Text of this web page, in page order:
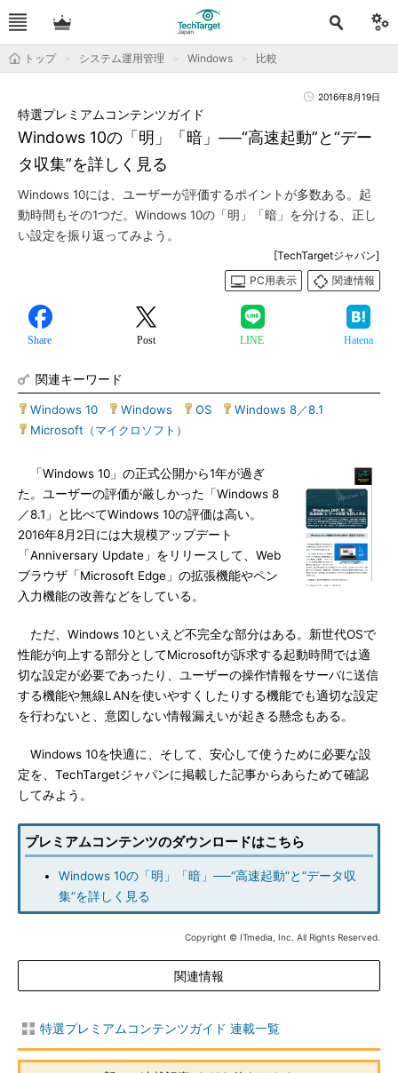
トップ システム運用管理 Windows 比較
2016年8月19日
Windows 10の「明」「暗」──“高速起動”と“デー
タ収集”を詳しく見る
特選プレミアムコンテンツガイド
Windows 10には、ユーザーが評価するポイントが多数ある。起
動時間もその1つだ。Windows 10の「明」「暗」を分ける、正し
い設定を振り返ってみよう。
[TechTargetジャパン]
PC用表示
関連情報
Share Post LINE Hatena
関連キーワード
Windows 10 Windows OS Windows 8／8.1
Microsoft（マイクロソフト）
「Windows 10」の正式公開から1年が過ぎ
た。ユーザーの評価が厳しかった「Windows 8
／8.1」と比べてWindows 10の評価は高い。
2016年8月2日には大規模アップデート
「Anniversary Update」をリリースして、Web
ブラウザ「Microsoft Edge」の拡張機能やペン
入力機能の改善などをしている。
ただ、Windows 10といえど不完全な部分はある。新世代OSで
性能が向上する部分としてMicrosoftが訴求する起動時間では適
切な設定が必要であったり、ユーザーの操作情報をサーバに送信
する機能や無線LANを使いやすくしたりする機能でも適切な設定
を行わないと、意図しない情報漏えいが起きる懸念もある。
Windows 10を快適に、そして、安心して使うために必要な設
定を、TechTargetジャパンに掲載した記事からあらためて確認
してみよう。
プレミアムコンテンツのダウンロードはこちら
Windows 10の「明」「暗」──“高速起動”と“データ収
集”を詳しく見る
Copyright © ITmedia, Inc. All Rights Reserved.
関連情報
特選プレミアムコンテンツガイド 連載一覧